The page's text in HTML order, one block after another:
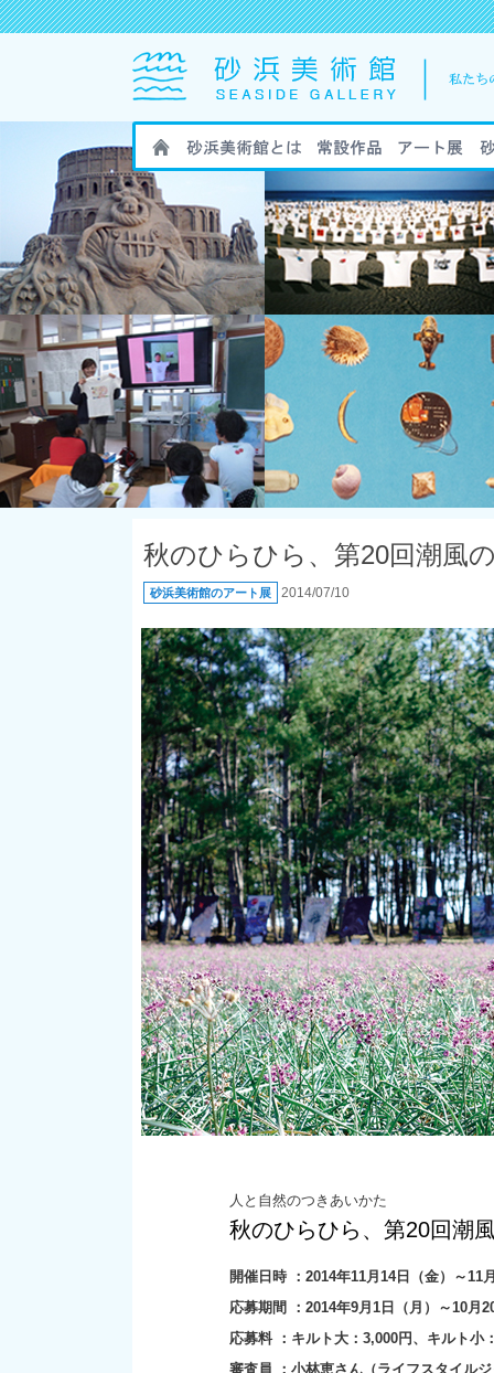
HOME 砂浜美術館とは砂浜美術館の作
砂
秋のひらひら、第20回潮風
砂浜美術館のアート展 2014/07/10
人と自然のつきあいかた
秋のひらひら、第20回潮
開催日時 ：2014年11月14日（金）～11
応募期間 ：2014年9月1日（月）～10月
応募料 ：キルト大：3,000円、キルト小
審査員 ：小林恵さん（ライフスタイル